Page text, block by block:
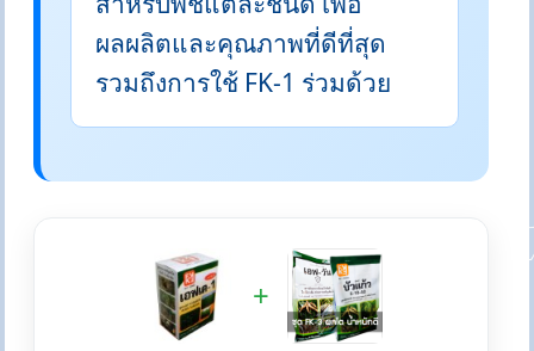
ผลผลิตและคุณภาพที่ดีที่สุด
รวมถึงการใช้ FK-1 ร่วมด้วย
+